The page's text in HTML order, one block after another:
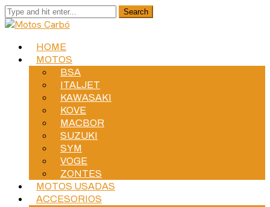
HOME
MOTOS
BSA
ITALJET
KAWASAKI
KOVE
MACBOR
SUZUKI
SYM
VOGE
ZONTES
MOTOS USADAS
ACCESORIOS